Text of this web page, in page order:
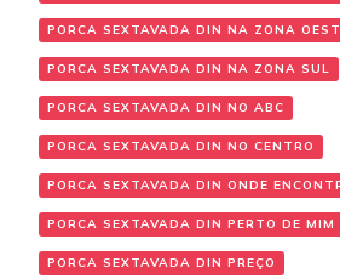
PORCA SEXTAVADA DIN NA ZONA
PORCA SEXTAVADA DIN NA ZONA SUL
PORCA SEXTAVADA DIN NO ABC
PORCA SEXTAVADA DIN NO CENTRO
PORCA SEXTAVADA DIN ONDE
PORCA SEXTAVADA DIN PERTO DE MIM
PORCA SEXTAVADA DIN PREÇO